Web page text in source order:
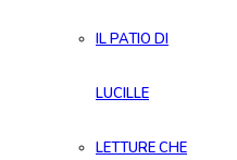
IL PATIO DI
LUCILLE
LETTURE CHE